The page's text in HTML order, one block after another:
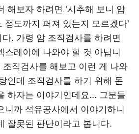
해보자 하려면 '시추해 보니 압
정도까지 퍼져 있는지 모르겠다'
. 가령 암 조직검사를 하려면
스레이에 나와야 할 것 아닙니
조직검사를 해보고 이런 게 나와
인데 조직검사를 하기 위해 돈
하자는 이야기인데요... 그분들
니까 석유공사에서 이야기하니
잘못된 판단이라고 봅니다.